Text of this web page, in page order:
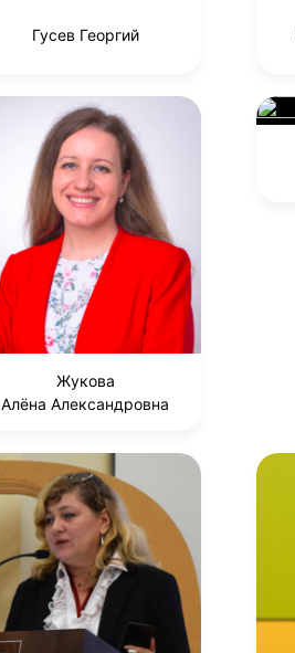
Гусев Георгий
Жукова
Алёна Александровна